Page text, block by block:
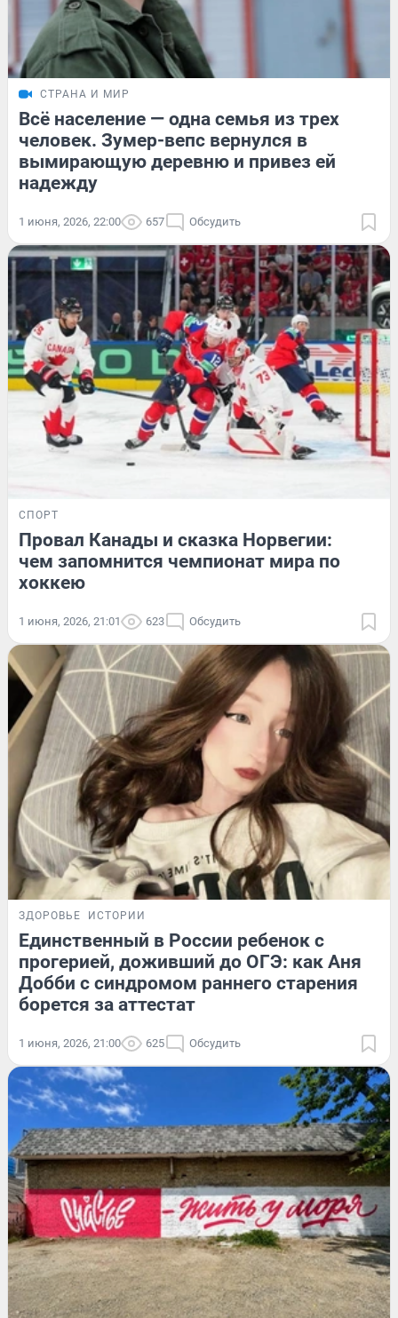
СТРАНА И МИР
Всё население — одна семья из трех
человек. Зумер-вепс вернулся в
вымирающую деревню и привез ей
надежду
1 июня, 2026, 22:00 657 Обсудить
СПОРТ
Провал Канады и сказка Норвегии:
чем запомнится чемпионат мира по
хоккею
1 июня, 2026, 21:01 623 Обсудить
ЗДОРОВЬЕ ИСТОРИИ
Единственный в России ребенок с
прогерией, доживший до ОГЭ: как Аня
Добби с синдромом раннего старения
борется за аттестат
1 июня, 2026, 21:00 625 Обсудить